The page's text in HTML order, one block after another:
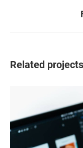
Related projects